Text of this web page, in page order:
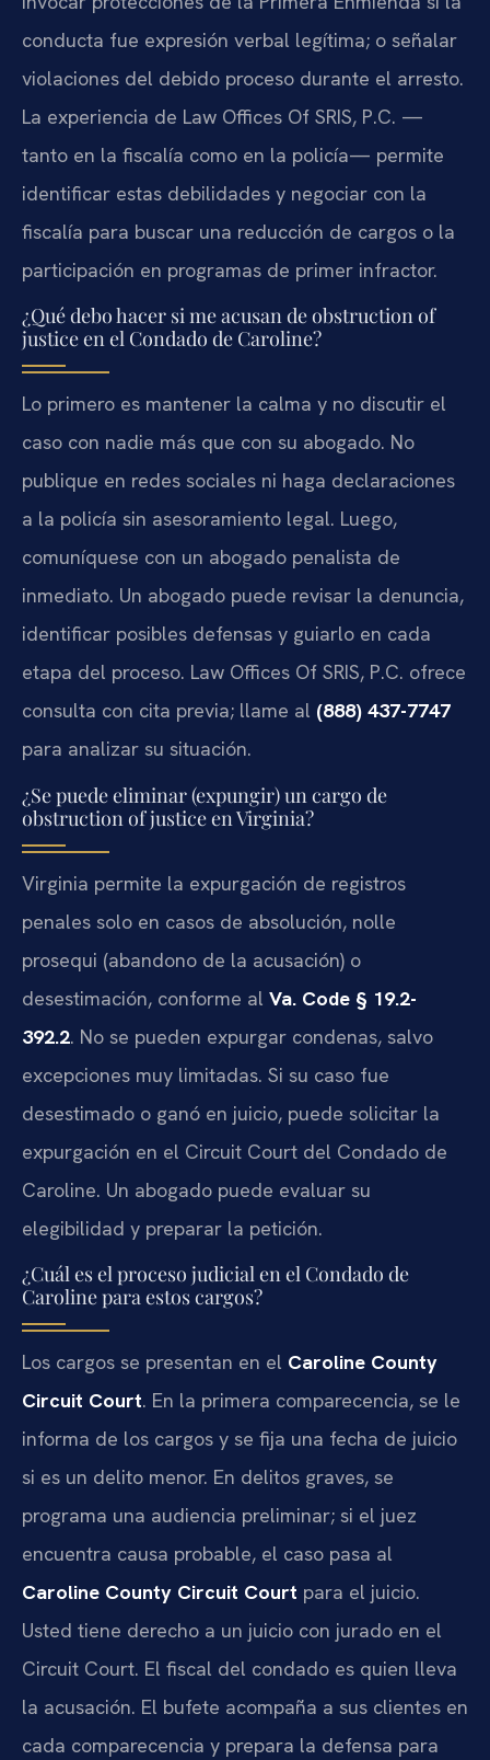
conducta fue expresión verbal legítima; o señalar
violaciones del debido proceso durante el arresto.
La experiencia de Law Offices Of SRIS, P.C. —
tanto en la fiscalía como en la policía— permite
identificar estas debilidades y negociar con la
fiscalía para buscar una reducción de cargos o la
participación en programas de primer infractor.
¿Qué debo hacer si me acusan de obstruction of
justice en el Condado de Caroline?
Lo primero es mantener la calma y no discutir el
caso con nadie más que con su abogado. No
publique en redes sociales ni haga declaraciones
a la policía sin asesoramiento legal. Luego,
comuníquese con un abogado penalista de
inmediato. Un abogado puede revisar la denuncia,
identificar posibles defensas y guiarlo en cada
etapa del proceso. Law Offices Of SRIS, P.C. ofrece
consulta con cita previa; llame al (888) 437-7747
para analizar su situación.
¿Se puede eliminar (expungir) un cargo de
obstruction of justice en Virginia?
Virginia permite la expurgación de registros
penales solo en casos de absolución, nolle
prosequi (abandono de la acusación) o
desestimación, conforme al Va. Code § 19.2-
392.2. No se pueden expurgar condenas, salvo
excepciones muy limitadas. Si su caso fue
desestimado o ganó en juicio, puede solicitar la
expurgación en el Circuit Court del Condado de
Caroline. Un abogado puede evaluar su
elegibilidad y preparar la petición.
¿Cuál es el proceso judicial en el Condado de
Caroline para estos cargos?
Los cargos se presentan en el Caroline County
Circuit Court. En la primera comparecencia, se le
informa de los cargos y se fija una fecha de juicio
si es un delito menor. En delitos graves, se
programa una audiencia preliminar; si el juez
encuentra causa probable, el caso pasa al
Caroline County Circuit Court para el juicio.
Usted tiene derecho a un juicio con jurado en el
Circuit Court. El fiscal del condado es quien lleva
la acusación. El bufete acompaña a sus clientes en
cada comparecencia y prepara la defensa para